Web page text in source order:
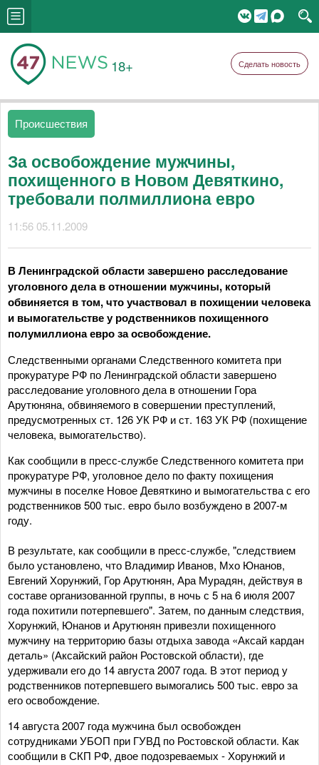
18+ Сделать новость
Происшествия
За освобождение мужчины,
похищенного в Новом Девяткино,
требовали полмиллиона евро
11:56 05.11.2009
В Ленинградской области завершено расследование
уголовного дела в отношении мужчины, который
обвиняется в том, что участвовал в похищении человека
и вымогательстве у родственников похищенного
полумиллиона евро за освобождение.
Следственными органами Следственного комитета при
прокуратуре РФ по Ленинградской области завершено
расследование уголовного дела в отношении Гора
Арутюняна, обвиняемого в совершении преступлений,
предусмотренных ст. 126 УК РФ и ст. 163 УК РФ (похищение
человека, вымогательство).
Как сообщили в пресс-службе Следственного комитета при
прокуратуре РФ, уголовное дело по факту похищения
мужчины в поселке Новое Девяткино и вымогательства с его
родственников 500 тыс. евро было возбуждено в 2007-м
году.
В результате, как сообщили в пресс-службе, "следствием
было установлено, что Владимир Иванов, Мхо Юнанов,
Евгений Хорунжий, Гор Арутюнян, Ара Мурадян, действуя в
составе организованной группы, в ночь с 5 на 6 июля 2007
года похитили потерпевшего". Затем, по данным следствия,
Хорунжий, Юнанов и Арутюнян привезли похищенного
мужчину на территорию базы отдыха завода «Аксай кардан
деталь» (Аксайский район Ростовской области), где
удерживали его до 14 августа 2007 года. В этот период у
родственников потерпевшего вымогались 500 тыс. евро за
его освобождение.
14 августа 2007 года мужчина был освобожден
сотрудниками УБОП при ГУВД по Ростовской области. Как
сообщили в СКП РФ, двое подозреваемых - Хорунжий и